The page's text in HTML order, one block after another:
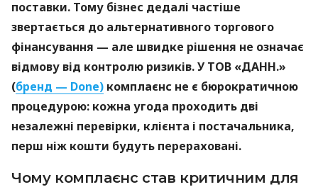
поставки. Тому бізнес дедалі частіше
звертається до альтернативного торгового
фінансування — але швидке рішення не означає
відмову від контролю ризиків. У ТОВ «ДАНН.»
(бренд — Done) комплаєнс не є бюрократичною
процедурою: кожна угода проходить дві
незалежні перевірки, клієнта і постачальника,
перш ніж кошти будуть перераховані.
Чому комплаєнс став критичним для